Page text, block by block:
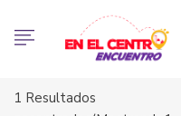
1 Resultados